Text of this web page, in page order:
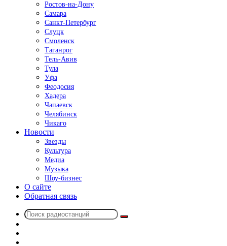
Ростов-на-Дону
Самара
Санкт-Петербург
Слуцк
Смоленск
Таганрог
Тель-Авив
Тула
Уфа
Феодосия
Хадера
Чапаевск
Челябинск
Чикаго
Новости
Звезды
Культура
Медиа
Музыка
Шоу-бизнес
О сайте
Обратная связь
Поиск